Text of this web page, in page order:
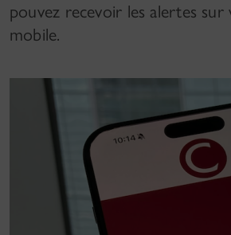
pouvez recevoir les alertes
mobile.